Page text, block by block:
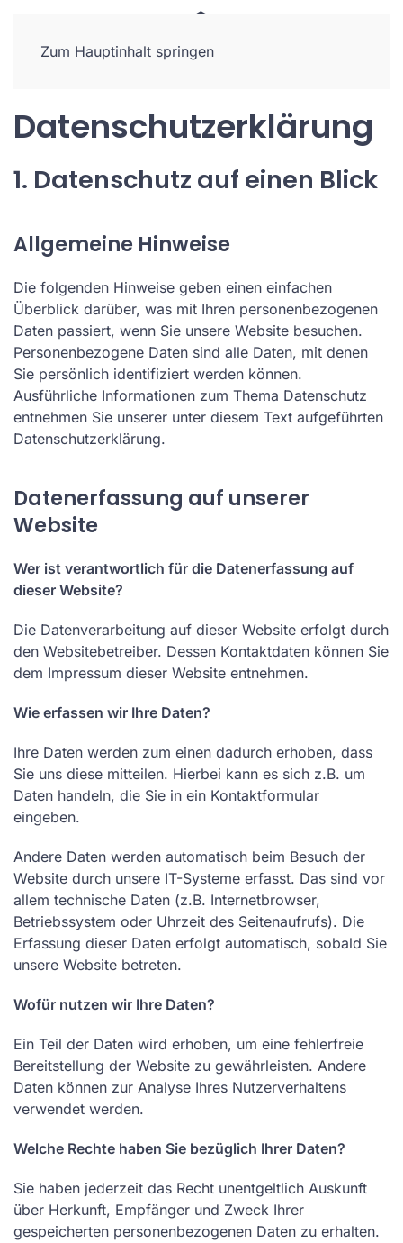
Zum Hauptinhalt springen
Datenschutzerklärung
1. Datenschutz auf einen Blick
Allgemeine Hinweise
Die folgenden Hinweise geben einen einfachen
Überblick darüber, was mit Ihren personenbezogenen
Daten passiert, wenn Sie unsere Website besuchen.
Personenbezogene Daten sind alle Daten, mit denen
Sie persönlich identifiziert werden können.
Ausführliche Informationen zum Thema Datenschutz
entnehmen Sie unserer unter diesem Text aufgeführten
Datenschutzerklärung.
Datenerfassung auf unserer
Website
Wer ist verantwortlich für die Datenerfassung auf
dieser Website?
Die Datenverarbeitung auf dieser Website erfolgt durch
den Websitebetreiber. Dessen Kontaktdaten können Sie
dem Impressum dieser Website entnehmen.
Wie erfassen wir Ihre Daten?
Ihre Daten werden zum einen dadurch erhoben, dass
Sie uns diese mitteilen. Hierbei kann es sich z.B. um
Daten handeln, die Sie in ein Kontaktformular
eingeben.
Andere Daten werden automatisch beim Besuch der
Website durch unsere IT-Systeme erfasst. Das sind vor
allem technische Daten (z.B. Internetbrowser,
Betriebssystem oder Uhrzeit des Seitenaufrufs). Die
Erfassung dieser Daten erfolgt automatisch, sobald Sie
unsere Website betreten.
Wofür nutzen wir Ihre Daten?
Ein Teil der Daten wird erhoben, um eine fehlerfreie
Bereitstellung der Website zu gewährleisten. Andere
Daten können zur Analyse Ihres Nutzerverhaltens
verwendet werden.
Welche Rechte haben Sie bezüglich Ihrer Daten?
Sie haben jederzeit das Recht unentgeltlich Auskunft
über Herkunft, Empfänger und Zweck Ihrer
gespeicherten personenbezogenen Daten zu erhalten.